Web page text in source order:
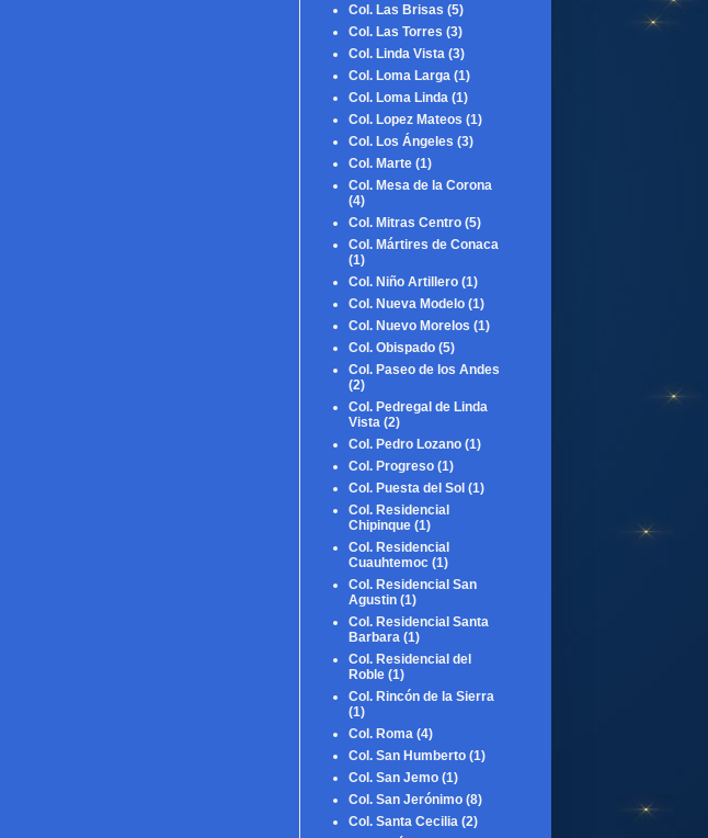
Col. Las Brisas (5)
Col. Las Torres (3)
Col. Linda Vista (3)
Col. Loma Larga (1)
Col. Loma Linda (1)
Col. Lopez Mateos (1)
Col. Los Ángeles (3)
Col. Marte (1)
Col. Mesa de la Corona
(4)
Col. Mitras Centro (5)
Col. Mártires de Conaca
(1)
Col. Niño Artillero (1)
Col. Nueva Modelo (1)
Col. Nuevo Morelos (1)
Col. Obispado (5)
Col. Paseo de los Andes
(2)
Col. Pedregal de Linda
Vista (2)
Col. Pedro Lozano (1)
Col. Progreso (1)
Col. Puesta del Sol (1)
Col. Residencial
Chipinque (1)
Col. Residencial
Cuauhtemoc (1)
Col. Residencial San
Agustin (1)
Col. Residencial Santa
Barbara (1)
Col. Residencial del
Roble (1)
Col. Rincón de la Sierra
(1)
Col. Roma (4)
Col. San Humberto (1)
Col. San Jemo (1)
Col. San Jerónimo (8)
Col. Santa Cecilia (2)